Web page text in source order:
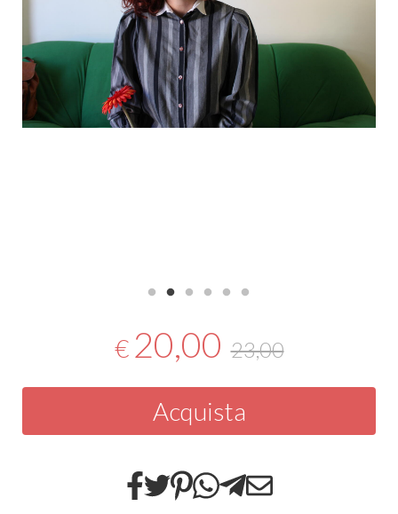
€ 20,00 23,00
Acquista